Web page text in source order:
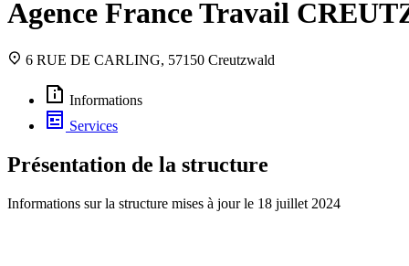
Agence France Travail
6 RUE DE CARLING, 57150 Creutzwald
Informations
Services
Présentation de la structure
Informations sur la structure mises à jour le 18 juillet 2024